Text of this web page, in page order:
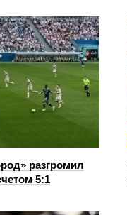
разгромил
5:1